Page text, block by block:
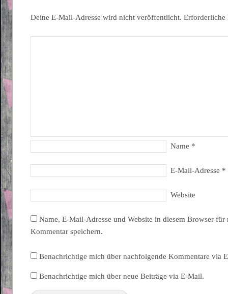
Deine E-Mail-Adresse wird nicht veröffentlicht.
Name *
E-Mail-Adresse *
Website
Name, E-Mail-Adresse und Website in diesem Browser für
Kommentar speichern.
Benachrichtige mich über nachfolgende Kommentare via
Benachrichtige mich über neue Beiträge via E-Mail.